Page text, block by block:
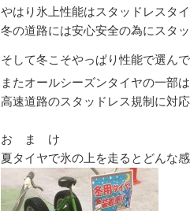
やはり氷上性能はスタッドレスタ
冬の道路には安心安全の為にスタ
そして冬こそやっぱり性能で選んで
またオールシーズンタイヤの一部は
高速道路のスタッドレス規制に対
お ま け
夏タイヤで氷の上を走るとどんな